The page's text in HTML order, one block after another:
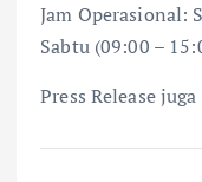
Jam Operasional:
Sabtu (09:00 –
Press Release